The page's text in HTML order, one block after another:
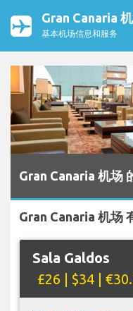
Gran Canaria
基本机场信息和服务
Gran Canaria 机场
Gran Canaria 机场
Sala Galdos
£26 | $34 |